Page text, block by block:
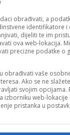
obrađivati, a
identifikatore
dijeliti te im
ova web-lokacija.
precizne podatke o
obrađivati vaše
Ako se ne
svojim opcijama.
izborniku web-lokacije
pristanka u